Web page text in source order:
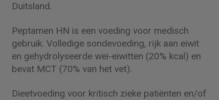
Duitsland.
Peptamen HN is een voeding voor medisch
gebruik. Volledige sondevoeding, rijk aan eiwit
en gehydrolyseerde wei-eiwitten (20% kcal) en
bevat MCT (70% van het vet).
Dieetvoeding voor kritisch zieke patiënten en/of